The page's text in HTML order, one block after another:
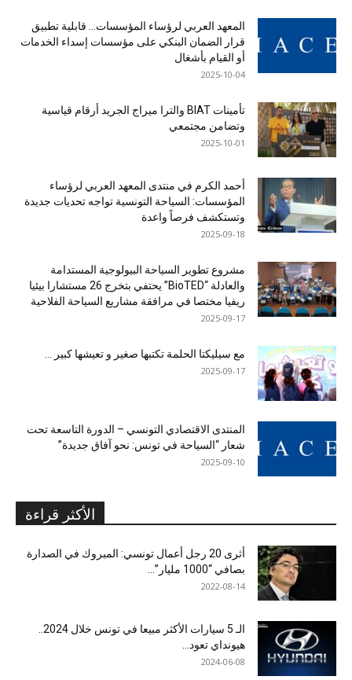
المعهد العربي لرؤساء المؤسسات… قابلية تطبيق
قرار الضمان البنكي على مؤسسات إسداء الخدمات
أو القيام بأشغال
2025-10-04
تأمينات BIAT والترا ميراج الجريد أرقام قياسية
وتضامن مجتمعي
2025-10-01
أحمد الكرم في منتدى المعهد العربي لرؤساء
المؤسسات: السياحة التونسية تواجه تحديات جديدة
وتستكشف فرصاً واعدة
2025-09-18
مشروع تطوير السياحة البيولوجية المستدامة
والعادلة “BioTED” يحتفي بتخرج 26 مستشارا بيئيا
ريفيا مختصا في مرافقة مشاريع السياحة الفلاحية
2025-09-17
مع سيليكتا الحلمة تكتبها صغير و تعيشها كبير …
2025-09-17
المنتدى الاقتصادي التونسي – الدورة التاسعة تحت
شعار “السياحة في تونس: نحو آفاق جديدة”
2025-09-10
الأكثر قراءة
أثرى 20 رجل أعمال تونسي: المبروك في الصدارة
بصافي “1000 مليار”...
2022-08-14
هيونداي تعود...
2024-06-08